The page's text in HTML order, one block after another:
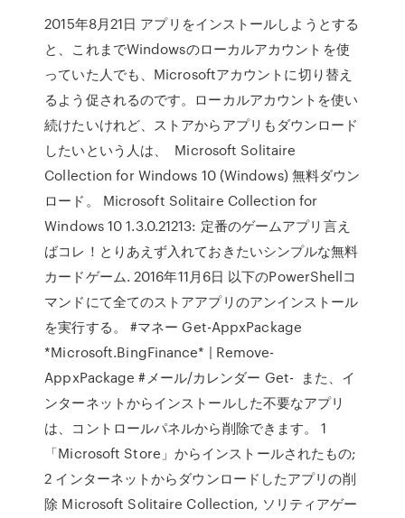
2015年8月21日 アプリをインストールしようとする
と、これまでWindowsのローカルアカウントを使
っていた人でも、Microsoftアカウントに切り替え
るよう促されるのです。ローカルアカウントを使い
続けたいけれど、ストアからアプリもダウンロード
したいという人は、 Microsoft Solitaire
Collection for Windows 10 (Windows) 無料ダウン
ロード。 Microsoft Solitaire Collection for
Windows 10 1.3.0.21213: 定番のゲームアプリ言え
ばコレ！とりあえず入れておきたいシンプルな無料
カードゲーム. 2016年11月6日 以下のPowerShellコ
マンドにて全てのストアアプリのアンインストール
を実行する。 #マネー Get-AppxPackage
*Microsoft.BingFinance* | Remove-
AppxPackage #メール/カレンダー Get- また、イ
ンターネットからインストールした不要なアプリ
は、コントロールパネルから削除できます。 1
「Microsoft Store」からインストールされたもの;
2 インターネットからダウンロードしたアプリの削
除 Microsoft Solitaire Collection, ソリティアゲー